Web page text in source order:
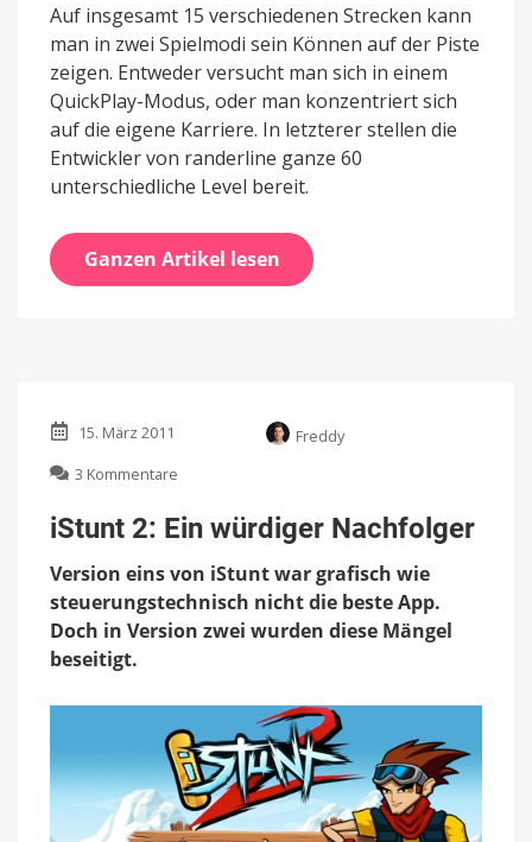
Auf insgesamt 15 verschiedenen Strecken kann
man in zwei Spielmodi sein Können auf der Piste
zeigen. Entweder versucht man sich in einem
QuickPlay-Modus, oder man konzentriert sich
auf die eigene Karriere. In letzterer stellen die
Entwickler von randerline ganze 60
unterschiedliche Level bereit.
Ganzen Artikel lesen
15. März 2011
Freddy
3 Kommentare
2:
Ein
würdiger
Nachfolger
iStunt 2: Ein würdiger Nachfolger
Version eins von iStunt war grafisch wie
steuerungstechnisch nicht die beste App.
Doch in Version zwei wurden diese Mängel
beseitigt.